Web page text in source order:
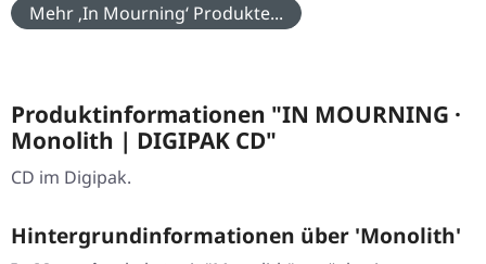
Mehr ‚In Mourning‘ Produkte...
Produktinformationen "IN MOURNING ·
Monolith | DIGIPAK CD"
CD im Digipak.
Hintergrundinformationen über 'Monolith'